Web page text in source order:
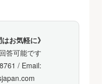
お気軽に》
答可能です
/ Email: